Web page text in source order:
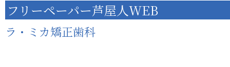
フリーペーパー芦屋人WEB
ラ・ミカ矯正歯科